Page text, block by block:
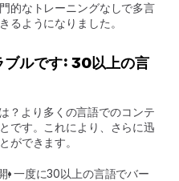
的なトレーニングなしで多言
るようになりました。
ルです: 30以上の言
？より多くの言語でのコンテ
です。これにより、さらに迅
ができます。
: 一度に30以上の言語でバー